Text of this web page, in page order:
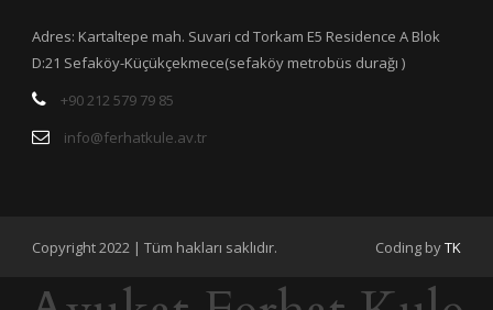
Adres: Kartaltepe mah. Suvari cd Torkam E5 Residence A Blok
D:21 Sefaköy-Küçükçekmece(sefaköy metrobüs durağı )
+90 212 579 79 85
info@ferhatkule.av.tr
Copyright 2022 | Tüm hakları saklıdır. Coding byTK